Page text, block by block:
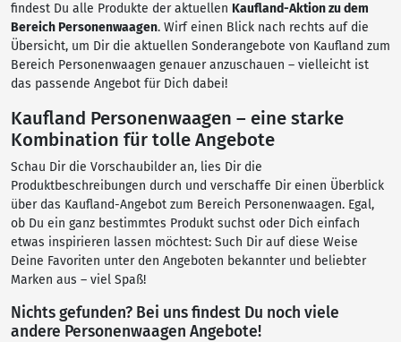
findest Du alle Produkte der aktuellen Kaufland-Aktion zu dem
Bereich Personenwaagen. Wirf einen Blick nach rechts auf die
Übersicht, um Dir die aktuellen Sonderangebote von Kaufland zum
Bereich Personenwaagen genauer anzuschauen – vielleicht ist
das passende Angebot für Dich dabei!
Kaufland Personenwaagen – eine starke
Kombination für tolle Angebote
Schau Dir die Vorschaubilder an, lies Dir die
Produktbeschreibungen durch und verschaffe Dir einen Überblick
über das Kaufland-Angebot zum Bereich Personenwaagen. Egal,
ob Du ein ganz bestimmtes Produkt suchst oder Dich einfach
etwas inspirieren lassen möchtest: Such Dir auf diese Weise
Deine Favoriten unter den Angeboten bekannter und beliebter
Marken aus – viel Spaß!
Nichts gefunden? Bei uns findest Du noch viele
andere Personenwaagen Angebote!